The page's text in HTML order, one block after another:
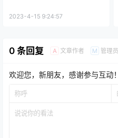
2023-4-15 9:24:57
0 条回复 A 文章作者 M 管理员
欢迎您，新朋友，感谢参与互动！